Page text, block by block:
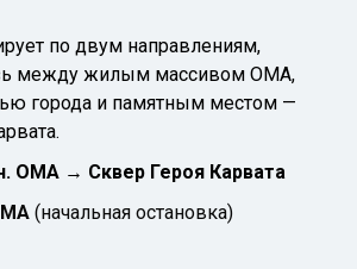
по двум направлениям,
между жилым массивом ОМА,
города и памятным местом —
ОМА → Сквер Героя Карвата
(начальная остановка)